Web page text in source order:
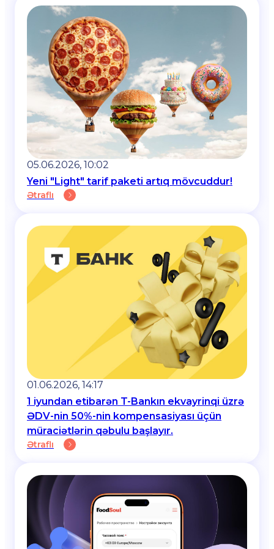
05.06.2026, 10:02
Yeni "Light" tarif paketi artıq mövcuddur!
Ətraflı
01.06.2026, 14:17
1 iyundan etibarən T-Bankın ekvayrinqi üzrə
ƏDV-nin 50%-nin kompensasiyası üçün
müraciətlərin qəbulu başlayır.
Ətraflı